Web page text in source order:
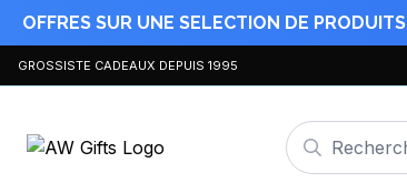
OFFRES SUR UNE SELECTION DE PRODUITS
GROSSISTE CADEAUX DEPUIS 1995